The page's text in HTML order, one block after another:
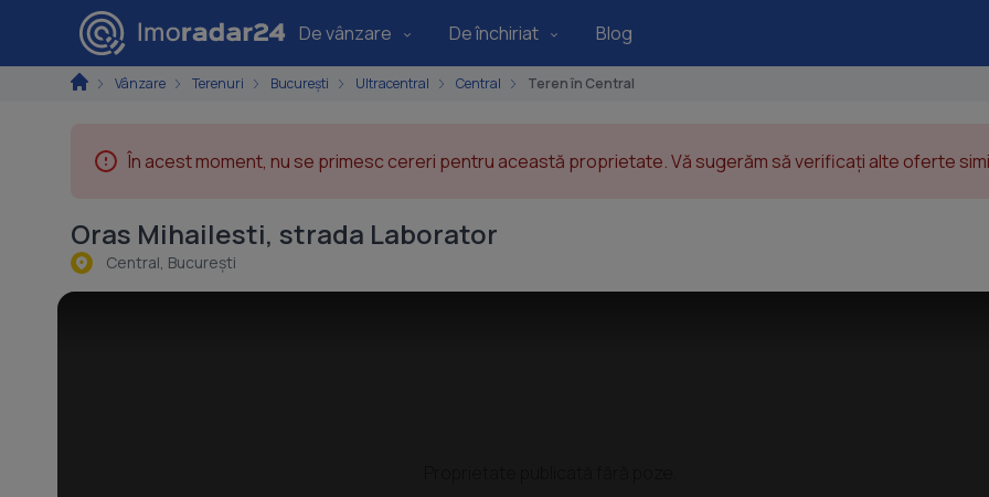
De vânzare De închiriat Blog
Vânzare Terenuri București Ultracentral Central Teren în Central
În acest moment, nu se primesc cereri pentru această proprietate. Vă sugerăm să verificați alte oferte
Oras Mihailesti, strada Laborator
Central, Bucureşti